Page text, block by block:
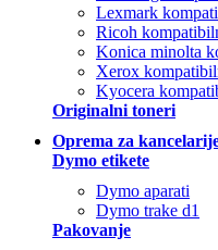
Lexmark
Ricoh
Konica minolta
Xerox
Kyocera
Originalni toneri
Oprema za
Dymo etikete
Dymo aparati
Dymo trake d1
Pakovanje